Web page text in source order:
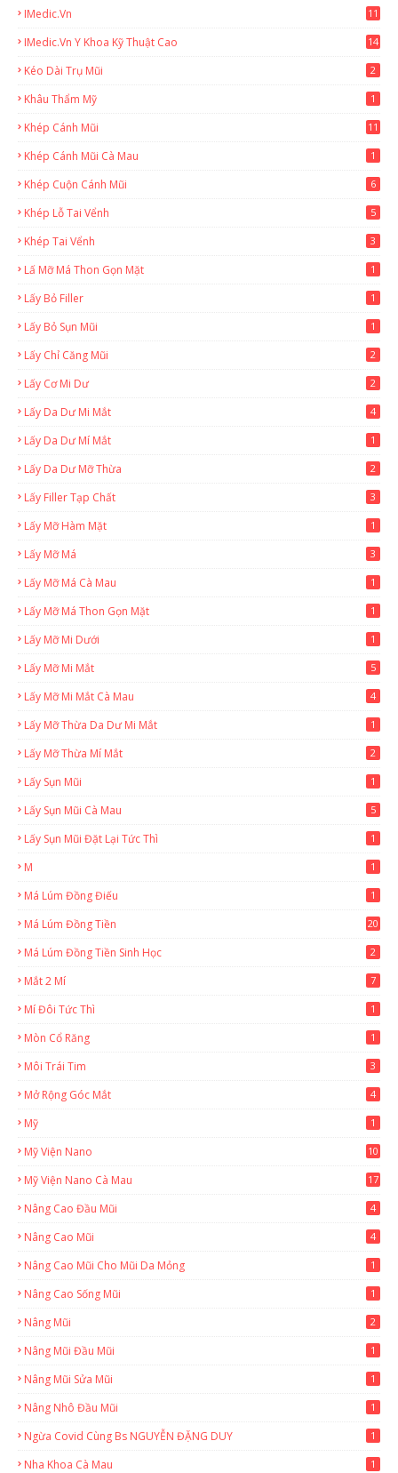
IMedic.vn
11
IMedic.vn Y Khoa Kỹ Thuật Cao 14
Kéo Dài Trụ Mũi 2
Khâu Thẩm Mỹ 1
Khép Cánh Mũi 11
Khép Cánh Mũi Cà Mau 1
Khép Cuộn Cánh Mũi 6
Khép Lỗ Tai Vểnh 5
Khép Tai Vểnh 3
Lấ Mỡ Má Thon Gọn Mặt 1
Lấy Bỏ Filler 1
Lấy Bỏ Sụn Mũi 1
Lấy Chỉ Căng Mũi 2
Lấy Cơ Mi Dư 2
Lấy Da Dư Mi Mắt 4
Lấy Da Dư Mí Mắt 1
Lấy Da Dư Mỡ Thừa 2
Lấy Filler Tạp Chất 3
Lấy Mỡ Hàm Mặt 1
Lấy Mỡ Má 3
Lấy Mỡ Má Cà Mau 1
Lấy Mỡ Má Thon Gọn Mặt 1
Lấy Mỡ Mi Dưới 1
Lấy Mỡ Mi Mắt 5
Lấy Mỡ Mi Mắt Cà Mau 4
Lấy Mỡ Thừa Da Dư Mi Mắt 1
Lấy Mỡ Thừa Mí Mắt 2
Lấy Sụn Mũi 1
Lấy Sụn Mũi Cà Mau 5
Lấy Sụn Mũi Đặt Lại Tức Thì 1
M 1
Má Lúm Đồng Điếu 1
Má Lúm Đồng Tiền 20
Má Lúm Đồng Tiền Sinh Học 2
Mắt 2 Mí 7
Mí Đôi Tức Thì 1
Mòn Cổ Răng 1
Môi Trái Tim 3
Mở Rộng Góc Mắt 4
Mỹ 1
Mỹ Viện Nano 10
Mỹ Viện Nano Cà Mau
17
Nâng Cao Đầu Mũi 4
Nâng Cao Mũi 4
Nâng Cao Mũi Cho Mũi Da Mỏng 1
Nâng Cao Sống Mũi 1
Nâng Mũi 2
Nâng Mũi Đầu Mũi 1
Nâng Mũi Sửa Mũi 1
Nâng Nhô Đầu Mũi 1
Ngừa Covid Cùng Bs NGUYỄN ĐẶNG DUY 1
Nha Khoa Cà Mau 1